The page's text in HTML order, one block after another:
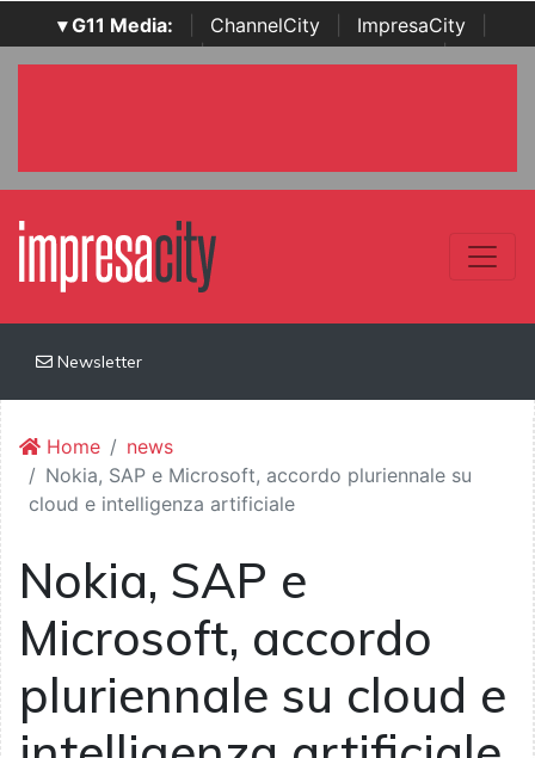
▾ G11 Media: ChannelCity ImpresaCity
SecurityOpenLab | Italian Channel Awards | Italian
Newsletter
Home
news
Nokia, SAP e Microsoft, accordo pluriennale su
cloud e intelligenza artificiale
Nokia, SAP e
Microsoft, accordo
pluriennale su cloud e